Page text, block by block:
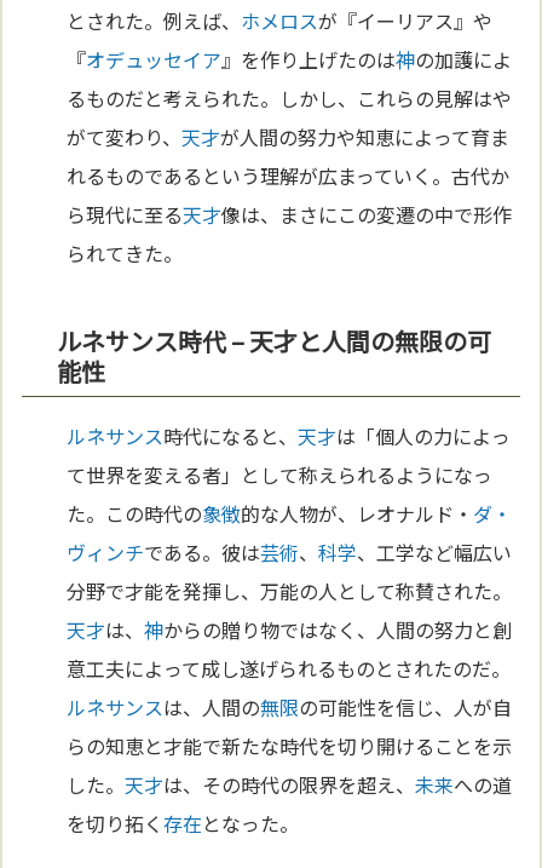
とされた。例えば、 ホメロスが『イーリアス』や
『オデュッセイア』を作り上げたのは神の加護によ
るものだと考えられた。しかし、これらの見解はや
がて変わり、天才が人間の努力や知恵によって育ま
れるものであるという理解が広まっていく。古代か
ら現代に至る天才像は、まさにこの変遷の中で形作
られてきた。
ルネサンス時代 – 天才と人間の無限の可
能性
ルネサンス時代になると、天才は「個人の力によっ
て世界を変える者」として称えられるようになっ
た。この時代の象徴的な人物が、レオナルド・ ダ・
ヴィンチである。彼は芸術、科学、工学など幅広い
分野で才能を発揮し、万能の人として称賛された。
天才は、神からの贈り物ではなく、人間の努力と創
意工夫によって成し遂げられるものとされたのだ。
ルネサンスは、人間の無限の可能性を信じ、人が自
らの知恵と才能で新たな時代を切り開けることを示
した。天才は、その時代の限界を超え、未来への道
を切り拓く存在となった。